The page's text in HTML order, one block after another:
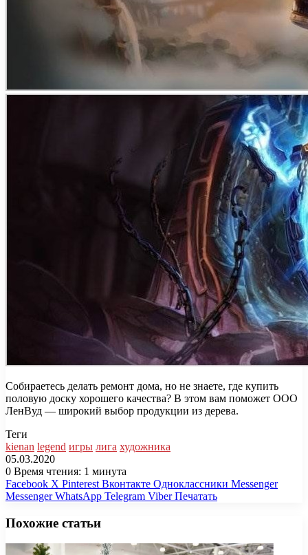
Собираетесь делать ремонт дома, но не знаете, где купить
половую доску хорошего качества? В этом вам поможет ООО
ЛенВуд — широкий выбор продукции из дерева.
Теги
kienan legend игры лига художника
05.03.2020
0 Время чтения: 1 минута
Facebook X Pinterest Вконтакте Одноклассники Messenger
Messenger WhatsApp Telegram Viber Печатать
Похожие статьи